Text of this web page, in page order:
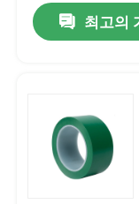
접촉
최고의